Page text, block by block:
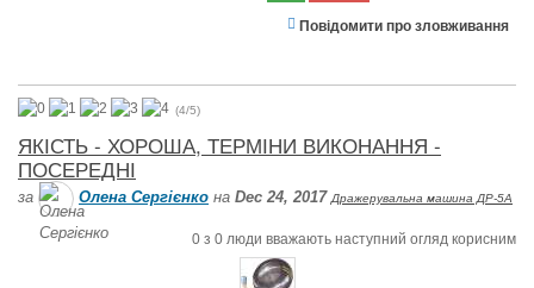
Повідомити про зловживання
(4/5)
ЯКІСТЬ - ХОРОША, ТЕРМІНИ ВИКОНАННЯ -
ПОСЕРЕДНІ
за Олена Сергієнко на Dec 24, 2017 Дражерувальна машина ДР-5А
0 з 0 люди вважають наступний огляд корисним